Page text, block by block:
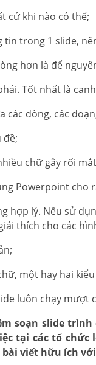
cứ khi nào có thể;
trong 1 slide,
hơn là để
Tốt nhất là
các dòng, các
đề;
chữ gây rối
Powerpoint cho
hợp lý. Nếu sử
thích cho các
một hay hai
luôn chạy mượt
soạn slide
tại các tổ
bài viết hữu ích